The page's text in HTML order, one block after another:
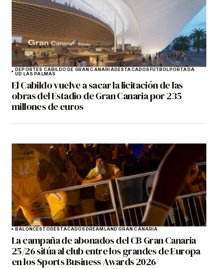
DEPORTES CABILDO DE GRAN CANARIADESTACADOSFÚTBOLPORTADA
UD LAS PALMAS
El Cabildo vuelve a sacar la licitación de las
obras del Estadio de Gran Canaria por 235
millones de euros
BALONCESTODESTACADOSDREAMLAND GRAN CANARIA
La campaña de abonados del CB Gran Canaria
25/26 sitúa al club entre los grandes de Europa
en los Sports Business Awards 2026